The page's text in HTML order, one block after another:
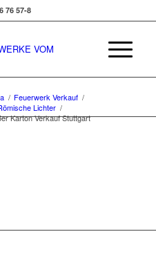
76 57-8
/ Feuerwerk Verkauf /
Lichter /
Karton Verkauf Stuttgart